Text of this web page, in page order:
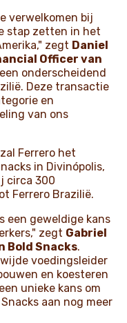
verwelkomen bij
stap zetten in het
zegt Daniel
Officer van
onderscheidend
Deze transactie
en
van ons
Ferrero het
in Divinópolis,
circa 300
Ferrero Brazilië.
een geweldige kans
zegt Gabriel
Bold Snacks.
voedingsleider
en koesteren
unieke kans om
aan nog meer